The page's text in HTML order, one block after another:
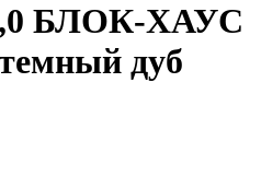
БЛОК-ХАУС
дуб